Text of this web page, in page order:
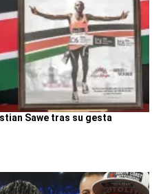
Sawe tras su gesta